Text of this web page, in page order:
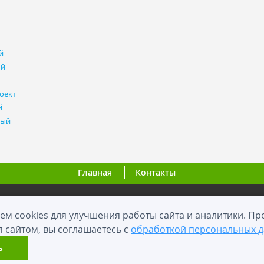
cookies для улучшения работы сайта и аналитики.
сайтом, вы соглашаетесь с обработкой персональных
Главная Контакты
ООО "ВНовостройке.ру"
2012 - 2026 0+
сайт носит информационный характер и не является публичной